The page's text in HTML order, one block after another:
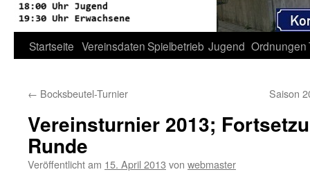
Startseite VereinsdatenSpielbetrieb Jugend Ordnungen
← Bocksbeutel-Turnier Saison
Vereinsturnier 2013;
Runde
Veröffentlicht am 15. April 2013 von webmaster